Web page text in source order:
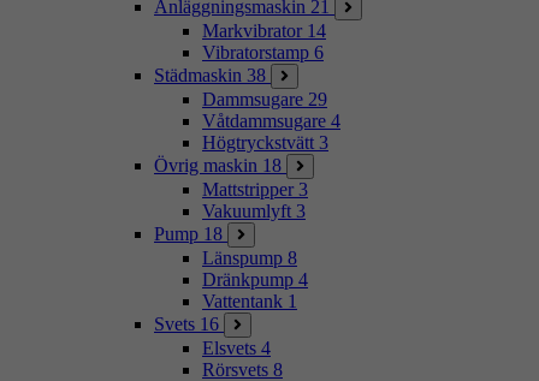
Anläggningsmaskin 21
Markvibrator 14
Vibratorstamp 6
Städmaskin 38
Dammsugare 29
Våtdammsugare 4
Högtryckstvätt 3
Övrig maskin 18
Mattstripper 3
Vakuumlyft 3
Pump 18
Länspump 8
Dränkpump 4
Vattentank 1
Svets 16
Elsvets 4
Rörsvets 8